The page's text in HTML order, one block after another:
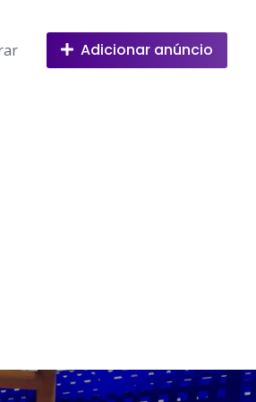
Adicionar anúncio